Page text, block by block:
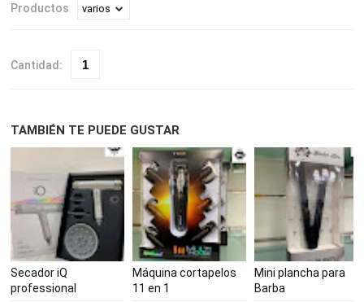
Productos
Cantidad:
TAMBIÉN TE PUEDE GUSTAR
Secador iQ
professional
Máquina cortapelos
11 en 1
Mini plancha para
Barba